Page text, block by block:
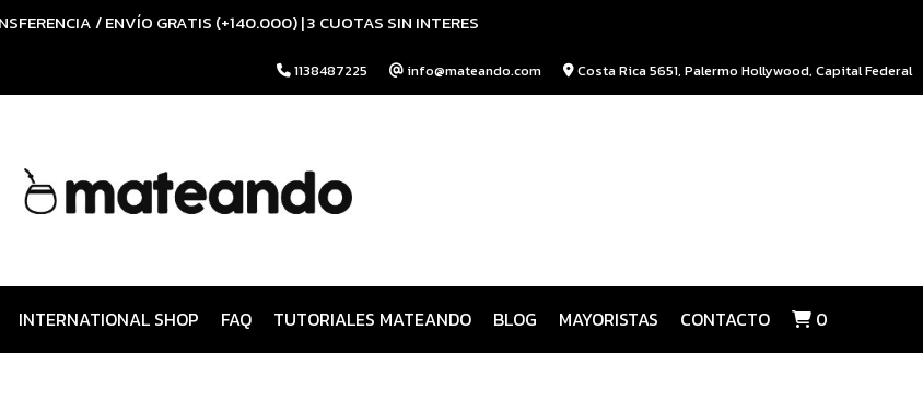
/ ENVÍO GRATIS (+140.000) | 3 CUOTAS SIN INTERES
1138487225 info@mateando.com Costa Rica 5651, Palermo Hollywood, Capital Federal
INTERNATIONAL SHOP FAQ TUTORIALES MATEANDO BLOG MAYORISTAS CONTACTO 0